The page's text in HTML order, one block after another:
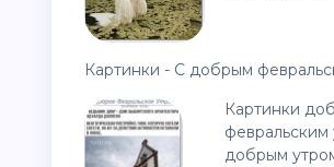
Картинки - С добрым
Картинки
февральским
добрым